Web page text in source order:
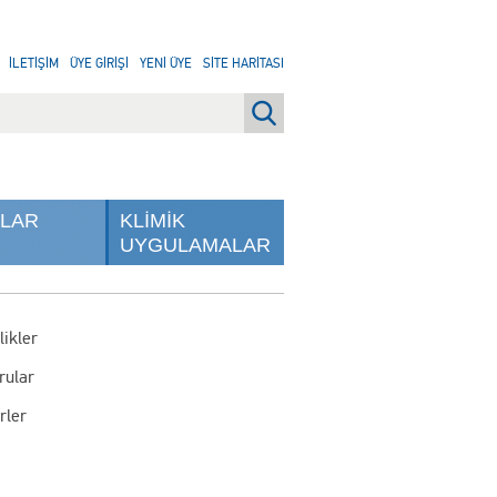
KLİMİK
UYGULAMALAR
İLETİŞİM ÜYE GİRİŞİ YENİ ÜYE SİTE HARİTASI